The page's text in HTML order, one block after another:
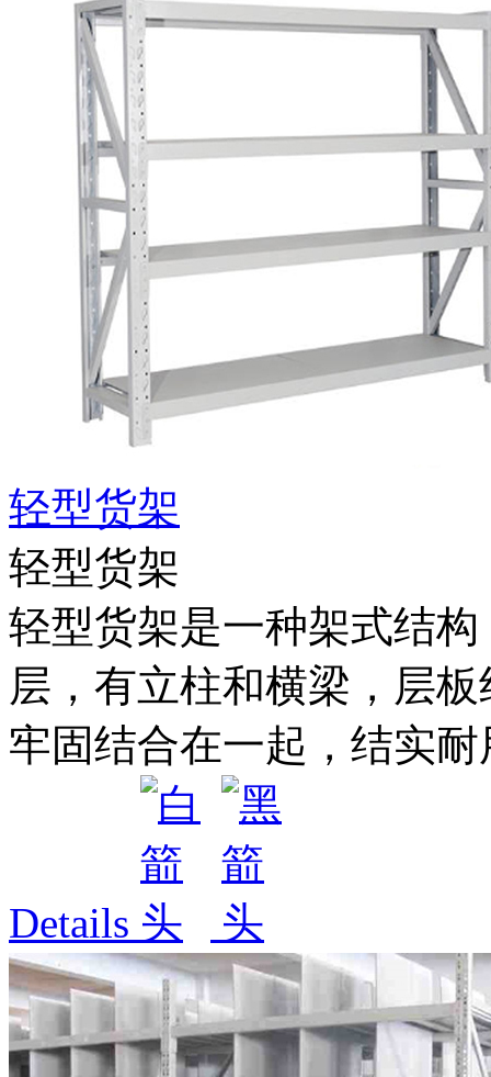
轻型货架
轻型货架
轻型货架是一种架式结
层，有立柱和横梁，层
牢固结合在一起，结实
Details